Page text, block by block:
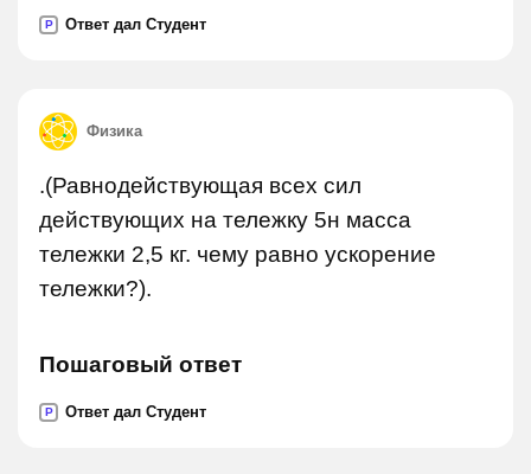
P Ответ дал Студент
Физика
.(Равнодействующая всех сил
действующих на тележку 5н масса
тележки 2,5 кг. чему равно ускорение
тележки?).
Пошаговый ответ
P Ответ дал Студент